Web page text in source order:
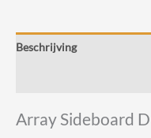
Says
Who
aantal
Beschrijving
Array Sideboard